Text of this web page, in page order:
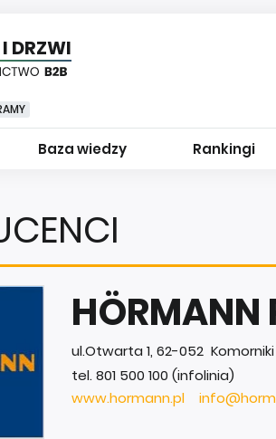
DRZWI
Baza wiedzy Rankingi
HÖRMANN
ul.Otwarta 1, 62-052 Komorniki
tel. 801 500 100 (infolinia)
www.hormann.pl